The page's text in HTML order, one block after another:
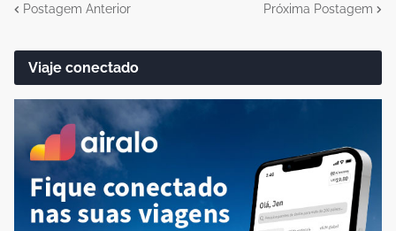
Postagem Anterior Próxima Postagem
Viaje conectado